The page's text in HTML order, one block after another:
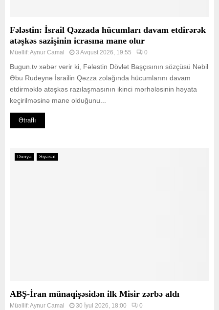
Fələstin: İsrail Qəzzada hücumları davam etdirərək
atəşkəs sazişinin icrasına mane olur
Müəllif:Aynur Camal 3 Avqust 2026, 19:55 0
Bugun.tv xəbər verir ki, Fələstin Dövlət Başçısının sözçüsü Nəbil
Əbu Rudeynə İsrailin Qəzza zolağında hücumlarını davam
etdirməklə atəşkəs razılaşmasının ikinci mərhələsinin həyata
keçirilməsinə mane olduğunu...
Ətraflı
Dünya Siyasət
ABŞ-İran münaqişəsidən ilk Misir zərbə aldı
Müəllif:Aynur Camal 30 İyul 2026, 18:00 0